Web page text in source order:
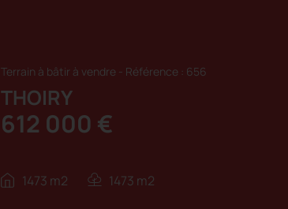
Terrain à bâtir à vendre - Référence : 656
THOIRY
612 000 €
1473 m2 1473 m2